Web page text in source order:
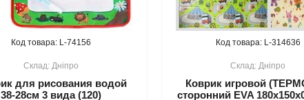
74156
Дніпро
для рисования водой
38-28см 3 вида (120)
314636
Дніпро
Коврик игровой
сторонний EVA